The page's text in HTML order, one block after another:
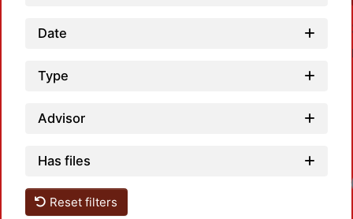
Date
Type
Advisor
Has files
Reset filters